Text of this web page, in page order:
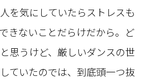
を気にしていたらストレスも
きないことだらけだから。ど
思うけど、厳しいダンスの世
ていたのでは、到底頭一つ抜